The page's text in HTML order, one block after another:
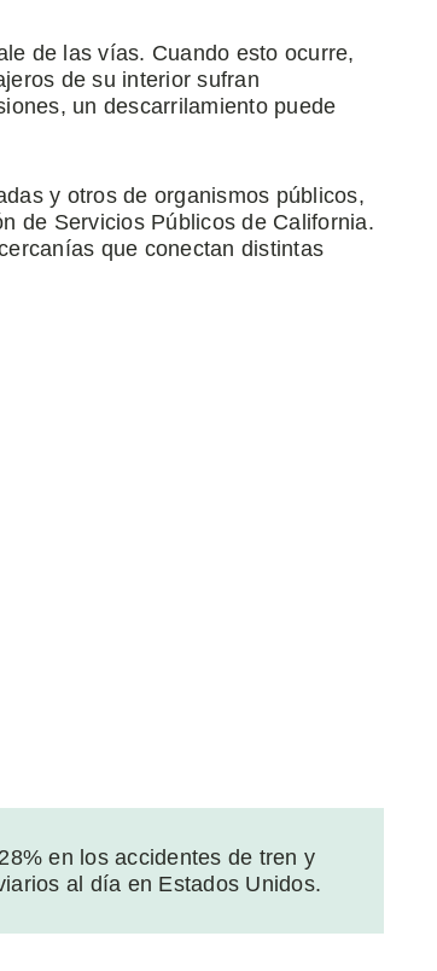
de las vías. Cuando esto ocurre,
de su interior sufran
un descarrilamiento puede
y otros de organismos públicos,
de Servicios Públicos de California.
que conectan distintas
en los accidentes de tren y
al día en Estados Unidos.